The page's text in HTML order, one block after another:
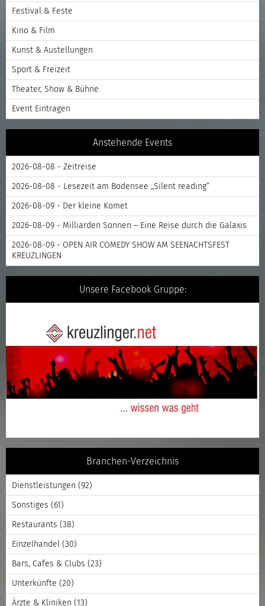
Festival & Feste
Kino & Film
Kunst & Austellungen
Sport & Freizeit
Theater, Show & Bühne
Event Eintragen
Anstehende Events
2026-08-08 - Zeitreise
2026-08-08 - Lesezeit am Bodensee „Silent reading“
2026-08-09 - Der kleine Komet
2026-08-09 - Milliarden Sonnen – Eine Reise durch die Galaxis
2026-08-09 - OPEN AIR COMEDY SHOW AM SEENACHTSFEST
KREUZLINGEN
Unsere Facebook Gruppe:
Branchen-Verzeichnis
Dienstleistungen (92)
Sonstiges (61)
Restaurants (38)
Einzelhandel (30)
Bars, Cafes & Clubs (23)
Unterkünfte (20)
Ärzte & Kliniken (13)